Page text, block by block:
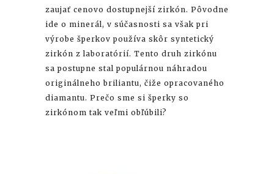
zaujať cenovo dostupnejší zirkón. Pôvodne
ide o minerál, v súčasnosti sa však pri
výrobe šperkov používa skôr syntetický
zirkón z laboratórií. Tento druh zirkónu
sa postupne stal populárnou náhradou
originálneho briliantu, čiže opracovaného
diamantu. Prečo sme si šperky so
zirkónom tak veľmi obľúbili?